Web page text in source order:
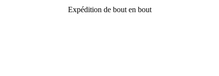
Expédition de bout en bout